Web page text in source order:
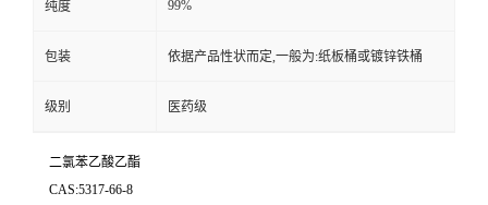
纯度 99%
包装 依据产品性状而定,一般为:纸板桶或镀锌铁桶
级别 医药级
二氯苯乙酸乙酯
CAS:5317-66-8